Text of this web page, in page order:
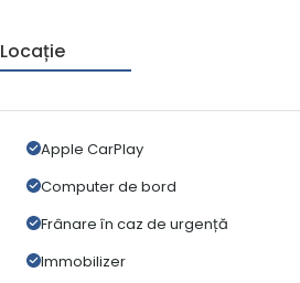
Locație
Apple CarPlay
Computer de bord
Frânare în caz de urgență
Immobilizer